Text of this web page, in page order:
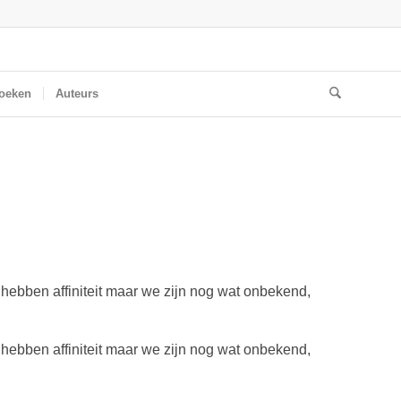
Auteurs
affiniteit maar we zijn nog wat onbekend,
affiniteit maar we zijn nog wat onbekend,